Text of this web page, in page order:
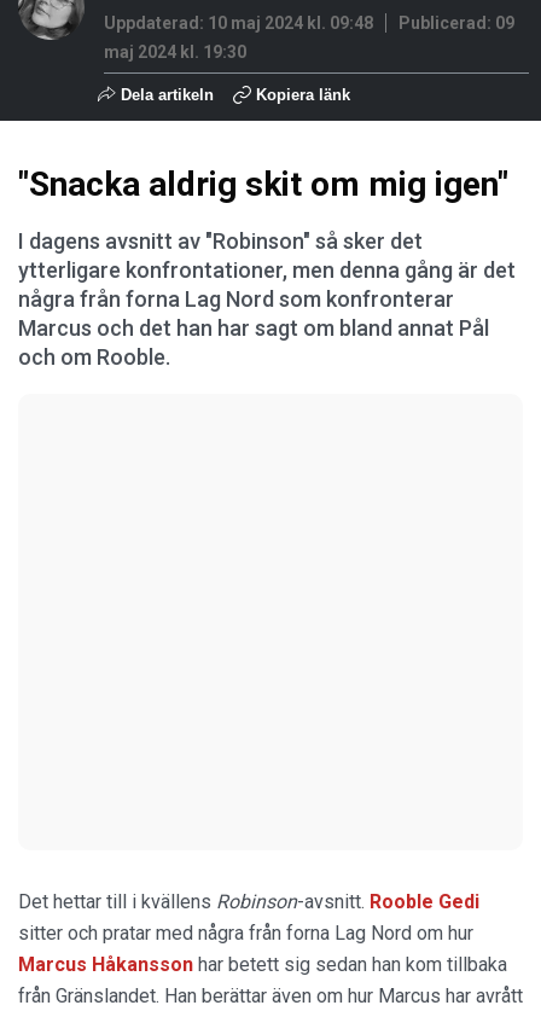
Uppdaterad: 10 maj 2024 kl. 09:48 Publicerad: 09
maj 2024 kl. 19:30
Dela artikeln Kopiera länk
"Snacka aldrig skit om mig igen"
I dagens avsnitt av "Robinson" så sker det
ytterligare konfrontationer, men denna gång är det
några från forna Lag Nord som konfronterar
Marcus och det han har sagt om bland annat Pål
och om Rooble.
Det hettar till i kvällens Robinson-avsnitt. Rooble Gedi
sitter och pratar med några från forna Lag Nord om hur
Marcus Håkansson har betett sig sedan han kom tillbaka
från Gränslandet. Han berättar även om hur Marcus har avrått